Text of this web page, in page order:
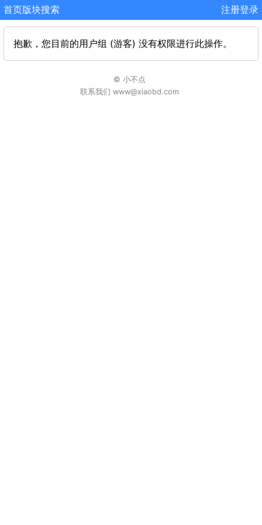
首页版块搜索 注册登录
抱歉，您目前的用户组 (游客) 没有权限进行此操作。
© 小不点
联系我们 www@xiaobd.com